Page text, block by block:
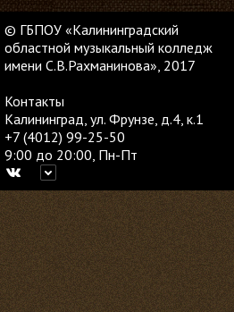
© ГБПОУ «Калининградский
областной музыкальный колледж
имени С.В.Рахманинова», 2017
Контакты
Калининград, ул. Фрунзе, д.4, к.1
+7 (4012) 99-25-50
9:00 до 20:00, Пн-Пт